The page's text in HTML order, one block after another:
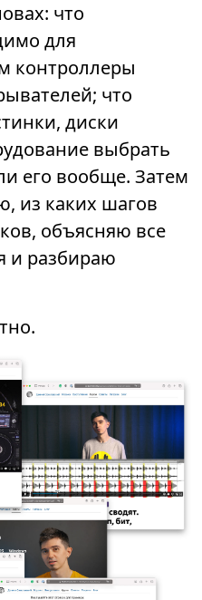
что
для
контроллеры
что
диски
выбрать
его вообще. Затем
из каких шагов
объясняю все
и разбираю